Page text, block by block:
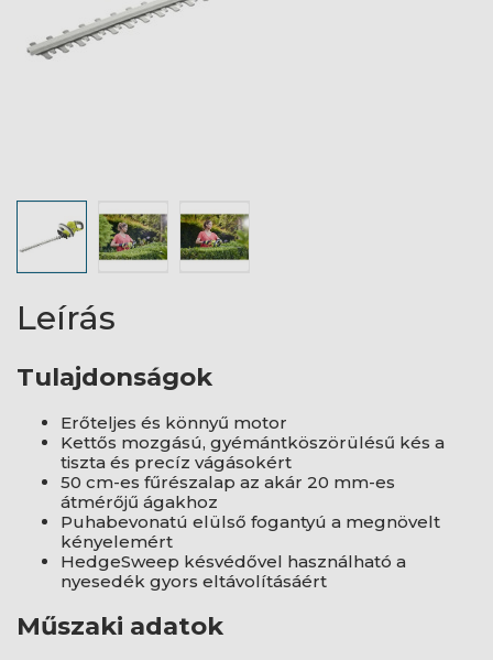
Leírás
Tulajdonságok
Erőteljes és könnyű motor
Kettős mozgású, gyémántköszörülésű kés a
tiszta és precíz vágásokért
50 cm-es fűrészalap az akár 20 mm-es
átmérőjű ágakhoz
Puhabevonatú elülső fogantyú a megnövelt
kényelemért
HedgeSweep késvédővel használható a
nyesedék gyors eltávolításáért
Műszaki adatok